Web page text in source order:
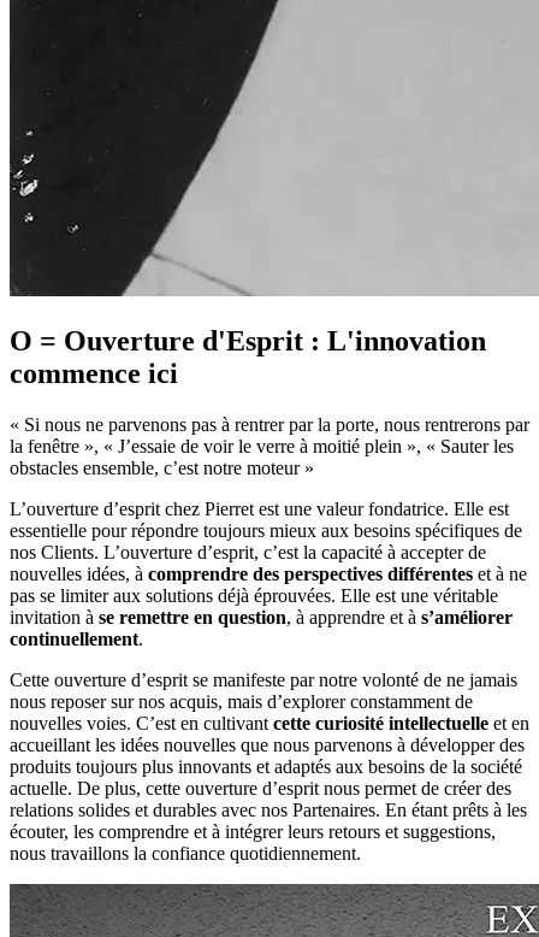
O = Ouverture d'Esprit : L'innovation
commence ici
« Si nous ne parvenons pas à rentrer par la porte, nous rentrerons par
la fenêtre », « J’essaie de voir le verre à moitié plein », « Sauter les
obstacles ensemble, c’est notre moteur »
L’ouverture d’esprit chez Pierret est une valeur fondatrice. Elle est
essentielle pour répondre toujours mieux aux besoins spécifiques de
nos Clients. L’ouverture d’esprit, c’est la capacité à accepter de
nouvelles idées, à comprendre des perspectives différentes et à ne
pas se limiter aux solutions déjà éprouvées. Elle est une véritable
invitation à se remettre en question, à apprendre et à s’améliorer
continuellement.
Cette ouverture d’esprit se manifeste par notre volonté de ne jamais
nous reposer sur nos acquis, mais d’explorer constamment de
nouvelles voies. C’est en cultivant cette curiosité intellectuelle et en
accueillant les idées nouvelles que nous parvenons à développer des
produits toujours plus innovants et adaptés aux besoins de la société
actuelle. De plus, cette ouverture d’esprit nous permet de créer des
relations solides et durables avec nos Partenaires. En étant prêts à les
écouter, les comprendre et à intégrer leurs retours et suggestions,
nous travaillons la confiance quotidiennement.